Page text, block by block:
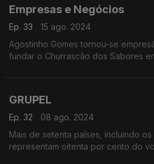
Empresas e Negócios
Ep. 33
15 ago. 2024
Agostinho Gomes tornou-se
fundar o Churrascão dos Sabores
GRUPEL
Ep. 32
08 ago. 2024
Mais de setenta países, incluindo os
representam oitenta por cento do